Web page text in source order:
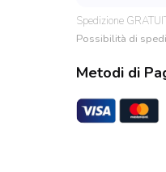
quantità
Spedizione
Possibilità di
Metodi di